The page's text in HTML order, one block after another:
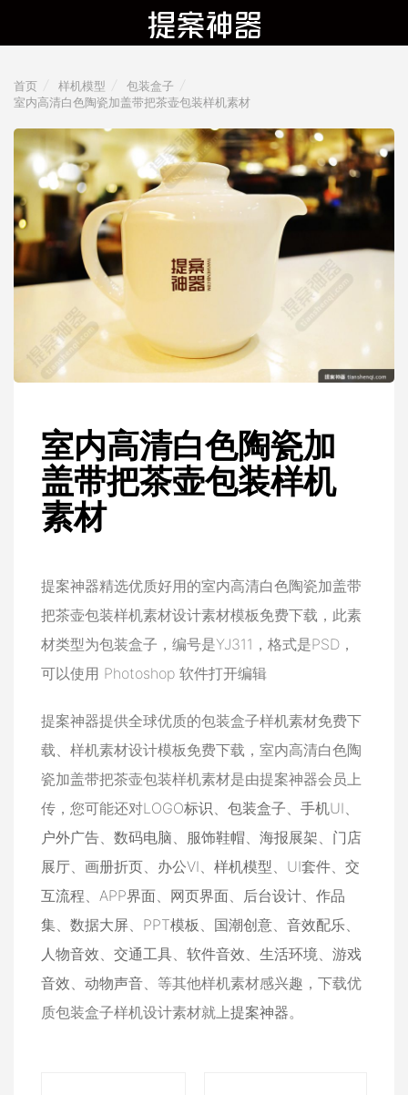
首页 样机模型
包装盒子
室内高清白色陶瓷加盖带把茶壶包装样机素材
室内高清白色陶瓷加
盖带把茶壶包装样机
素材
提案神器精选优质好用的室内高清白色陶瓷加盖带
把茶壶包装样机素材设计素材模板免费下载，此素
材类型为包装盒子，编号是YJ311，格式是PSD，
可以使用 Photoshop 软件打开编辑
提案神器提供全球优质的包装盒子样机素材免费下
载、样机素材设计模板免费下载，室内高清白色陶
瓷加盖带把茶壶包装样机素材是由提案神器会员上
传，您可能还对LOGO标识 包装盒子 手机UI
户外广告
数码电脑 服饰鞋帽 海报展架
门店
展厅
画册折页 办公VI 样机模型 UI套件
交
互流程
APP界面 网页界面 后台设计
作品
集
数据大屏 PPT模板 国潮创意 音效配乐
人物音效
交通工具 软件音效 生活环境
游戏
音效
动物声音 、等其他样机素材感兴趣，下载优
质包装盒子样机设计素材就上提案神器。